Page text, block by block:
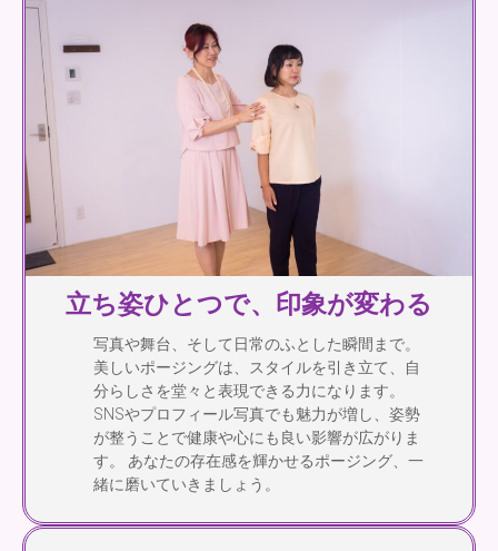
立ち姿ひとつで、印象が変わる
写真や舞台、そして日常のふとした瞬間まで。
美しいポージングは、スタイルを引き立て、自
分らしさを堂々と表現できる力になります。
SNSやプロフィール写真でも魅力が増し、姿勢
が整うことで健康や心にも良い影響が広がりま
す。 あなたの存在感を輝かせるポージング、一
緒に磨いていきましょう。